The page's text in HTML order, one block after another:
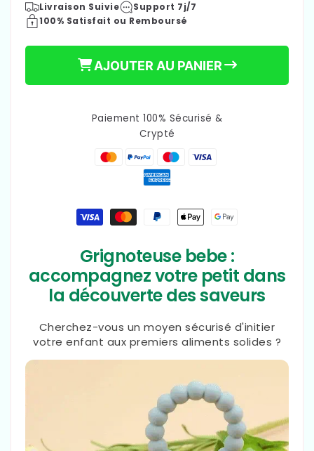
Prix
habituel
€23,90
quantité
de
Sécuri&#39;Fresh
quantité
de
|
Sécuri&#39;Fresh
Livraison Suivie
Support 7j/7
100% Satisfait ou Remboursé
AJOUTER AU PANIER
Paiement 100% Sécurisé &
Crypté
Grignoteuse bebe :
accompagnez votre petit dans
la découverte des saveurs
Cherchez-vous un moyen sécurisé d'initier
votre enfant aux premiers aliments solides ?